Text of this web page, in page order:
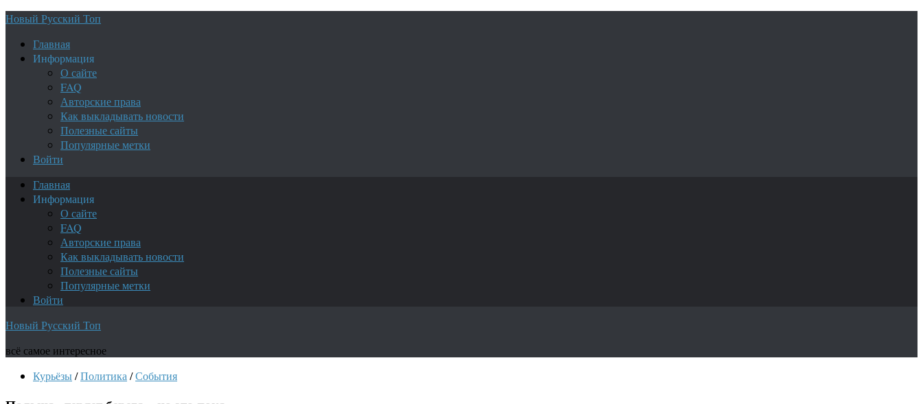
Новый Русский Топ
Главная
Информация
О сайте
FAQ
Авторские права
Как выкладывать новости
Полезные сайты
Популярные метки
Войти
Главная
Информация
О сайте
FAQ
Авторские права
Как выкладывать новости
Полезные сайты
Популярные метки
Войти
Новый Русский Топ
всё самое интересное
Курьёзы/Политика /События